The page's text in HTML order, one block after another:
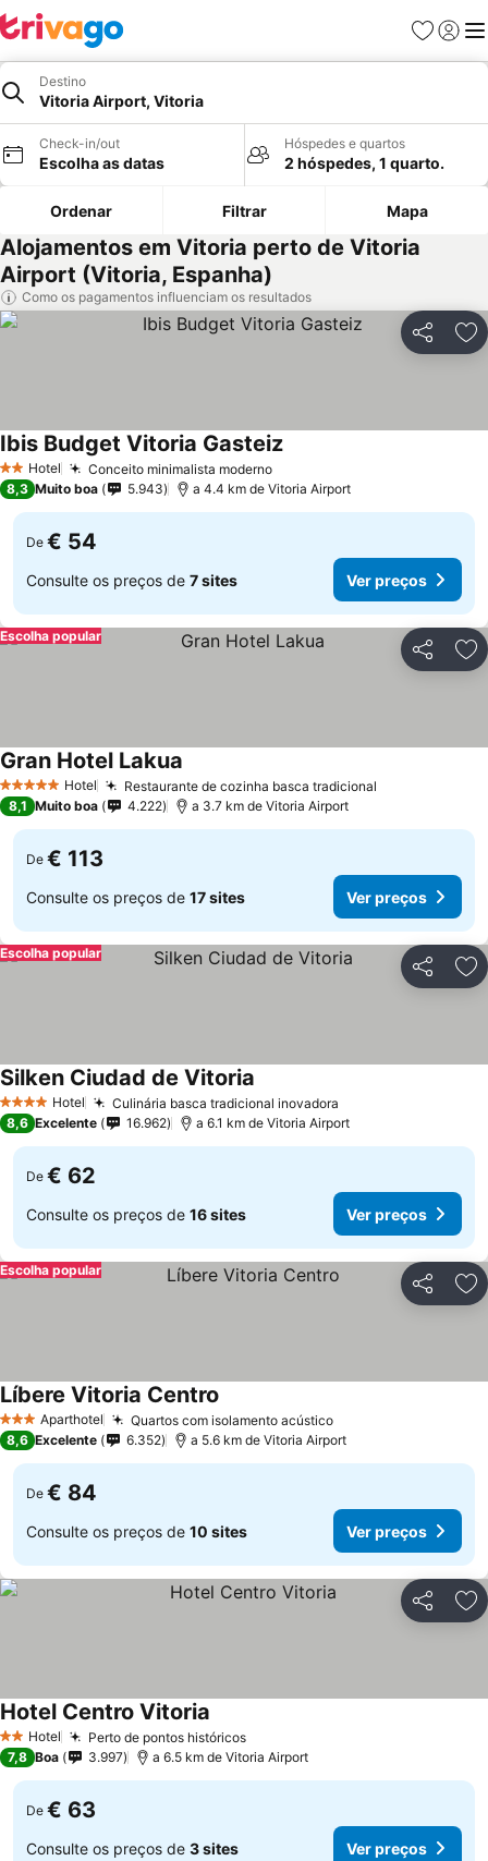
Favoritos
Iniciar
Destino
Vitoria Airport, Vitoria
Check-in/out
Escolha as datas
Hóspedes e quartos
2 hóspedes, 1 quarto.
Ordenar Filtrar Mapa
Alojamentos em Vitoria perto de Vitoria
Airport (Vitoria, Espanha)
Como os pagamentos influenciam os resultados
Partilhar
2 Estrelas
Hotel Conceito minimalista modernoVer preços
Ibis Budget Vitoria GasteizVer preços
8,3 Muito boa 5.943 a 4.4 km de Vitoria Airport
De € 54
Consulte os preços de 7 sites Ver preços
Partilhar
Escolha popular
5 Estrelas Hotel Restaurante de cozinha basca tradicional
Gran Hotel Lakua
8,1 Muito boa 4.222 a 3.7 km de Vitoria Airport
De € 113
Consulte os preços de 17 sites Ver preços
Partilhar
Escolha popular
4 EstrelasHotel Culinária basca tradicional inovadora
Silken Ciudad de Vitoria
8,6 Excelente 16.962 a 6.1 km de Vitoria Airport
De € 62
Consulte os preços de 16 sites Ver preços
Partilhar
Escolha popular
3 EstrelasAparthotel Quartos com isolamento acústicoVer preços
Líbere Vitoria Centro
8,6 Excelente 6.352 a 5.6 km de Vitoria Airport
De € 84
Consulte os preços de 10 sites Ver preços
Partilhar
2 Estrelas
Hotel Perto de pontos históricosVer preços
Hotel Centro Vitoria
7,8 Boa 3.997 a 6.5 km de Vitoria Airport
De € 63
Consulte os preços de 3 sites Ver preços